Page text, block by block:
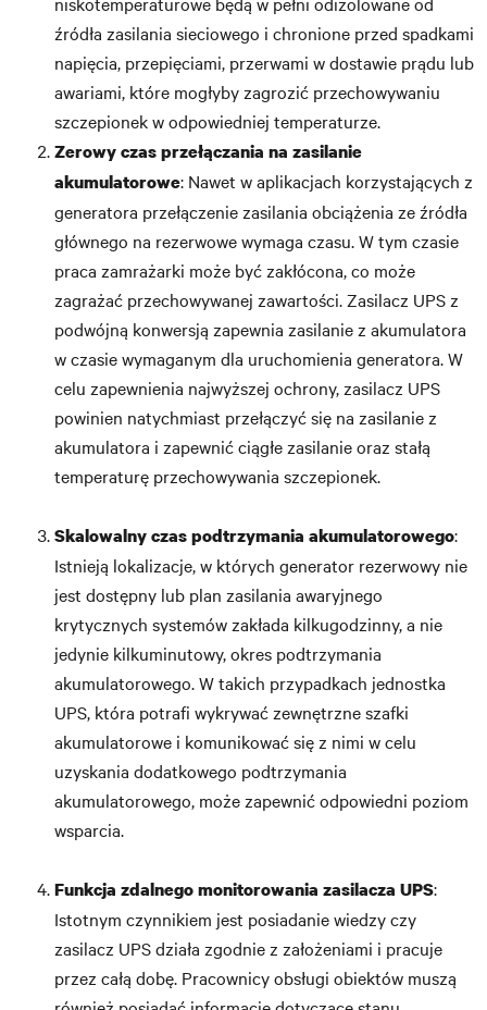
źródła zasilania sieciowego i chronione przed spadkami
napięcia, przepięciami, przerwami w dostawie prądu lub
awariami, które mogłyby zagrozić przechowywaniu
szczepionek w odpowiedniej temperaturze.
Zerowy czas przełączania na zasilanie
akumulatorowe: Nawet w aplikacjach korzystających z
generatora przełączenie zasilania obciążenia ze źródła
głównego na rezerwowe wymaga czasu. W tym czasie
praca zamrażarki może być zakłócona, co może
zagrażać przechowywanej zawartości. Zasilacz UPS z
podwójną konwersją zapewnia zasilanie z akumulatora
w czasie wymaganym dla uruchomienia generatora. W
celu zapewnienia najwyższej ochrony, zasilacz UPS
powinien natychmiast przełączyć się na zasilanie z
akumulatora i zapewnić ciągłe zasilanie oraz stałą
temperaturę przechowywania szczepionek.
Skalowalny czas podtrzymania akumulatorowego:
Istnieją lokalizacje, w których generator rezerwowy nie
jest dostępny lub plan zasilania awaryjnego
krytycznych systemów zakłada kilkugodzinny, a nie
jedynie kilkuminutowy, okres podtrzymania
akumulatorowego. W takich przypadkach jednostka
UPS, która potrafi wykrywać zewnętrzne szafki
akumulatorowe i komunikować się z nimi w celu
uzyskania dodatkowego podtrzymania
akumulatorowego, może zapewnić odpowiedni poziom
wsparcia.
Funkcja zdalnego monitorowania zasilacza UPS:
Istotnym czynnikiem jest posiadanie wiedzy czy
zasilacz UPS działa zgodnie z założeniami i pracuje
przez całą dobę. Pracownicy obsługi obiektów muszą